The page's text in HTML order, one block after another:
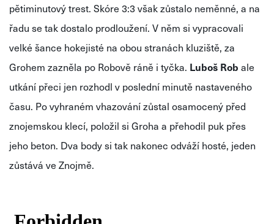
pětiminutový trest. Skóre 3:3 však zůstalo neměnné, a na
řadu se tak dostalo prodloužení. V něm si vypracovali
velké šance hokejisté na obou stranách kluziště, za
Grohem zazněla po Robově ráně i tyčka. Luboš Rob ale
utkání přeci jen rozhodl v poslední minutě nastaveného
času. Po vyhraném vhazování zůstal osamocený před
znojemskou klecí, položil si Groha a přehodil puk přes
jeho beton. Dva body si tak nakonec odváží hosté, jeden
zůstává ve Znojmě.